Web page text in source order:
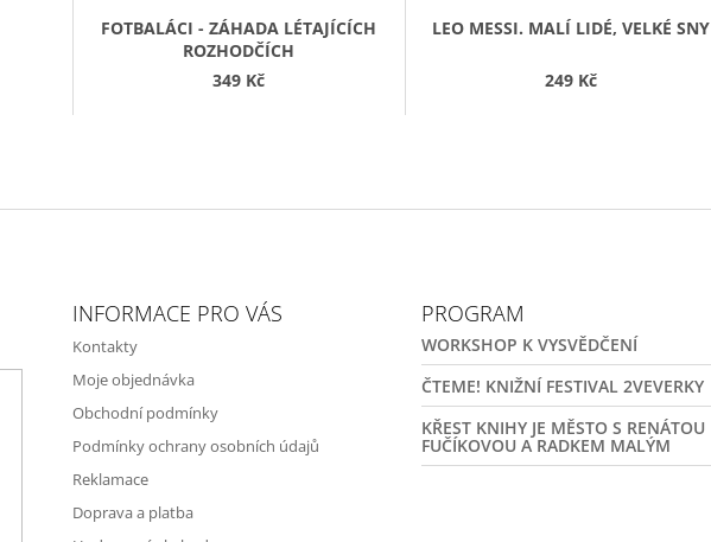
FOTBALÁCI - ZÁHADA LÉTAJÍCÍCH
ROZHODČÍCH
349 Kč
LEO MESSI. MALÍ LIDÉ, VELKÉ SNY
249 Kč
INFORMACE PRO VÁS
Kontakty
Moje objednávka
Obchodní podmínky
Podmínky ochrany osobních údajů
Reklamace
Doprava a platba
PROGRAM
WORKSHOP K VYSVĚDČENÍ
ČTEME! KNIŽNÍ FESTIVAL 2VEVERKY
KŘEST KNIHY JE MĚSTO S RENÁTOU
FUČÍKOVOU A RADKEM MALÝM